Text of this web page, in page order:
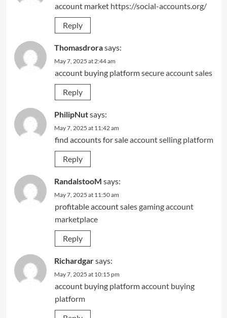
account market https://social-accounts.org/
Reply
Thomasdrorasays:
May 7, 2025 at 2:44 am
account buying platformsecure account sales
Reply
PhilipNutsays:
May 7, 2025 at 11:42 am
find accounts for saleaccount selling platform
Reply
RandalstooM says:
May 7, 2025 at 11:50 am
profitable account salesgaming account
marketplace
Reply
Richardgarsays:
May 7, 2025 at 10:15 pm
account buying platformaccount buying
platform